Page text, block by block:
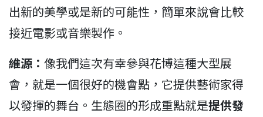
出新的美學或是新的可能性，簡單來說會比較
接近電影或音樂製作。
維源： 像我們這次有幸參與花博這種大型展
會，就是一個很好的機會點，它提供藝術家得
以發揮的舞台。生態圈的形成重點就是提供發